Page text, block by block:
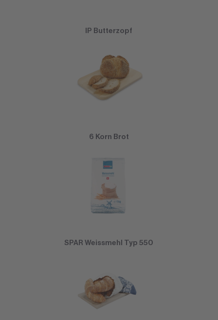
IP Butterzopf
6 Korn Brot
SPAR Weissmehl Typ 550